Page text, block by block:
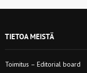
TIETOA MEISTÄ
Toimitus – Editorial board